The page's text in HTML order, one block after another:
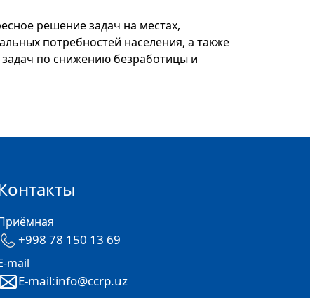
решение задач на местах,
потребностей населения, а также
задач по снижению безработицы и
+998 78 150 13 69
mail
E-mail:info@ccrp.uz